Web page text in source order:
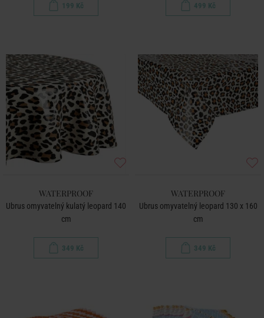
199 Kč 499 Kč
WATERPROOF
Ubrus omyvatelný kulatý leopard 140
cm
349 Kč
WATERPROOF
Ubrus omyvatelný leopard 130 x 160
cm
349 Kč